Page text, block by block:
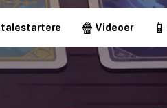
🍿 Videoer 📱